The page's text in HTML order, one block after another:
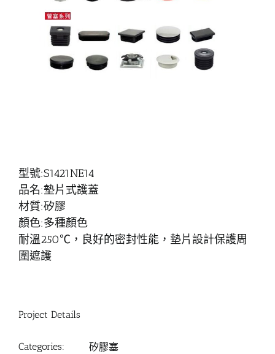
型號:S1421NE14
品名:墊片式護蓋
材質:矽膠
顏色:多種顏色
耐溫250℃，良好的密封性能，墊片設計保護周
圍遮護
Project Details
Categories: 矽膠塞